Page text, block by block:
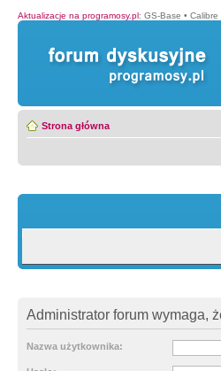
Aktualizacje na programosy.pl: GS-Base • Calibre
Strona główna
Administrator forum wymaga,
Nazwa użytkownika: